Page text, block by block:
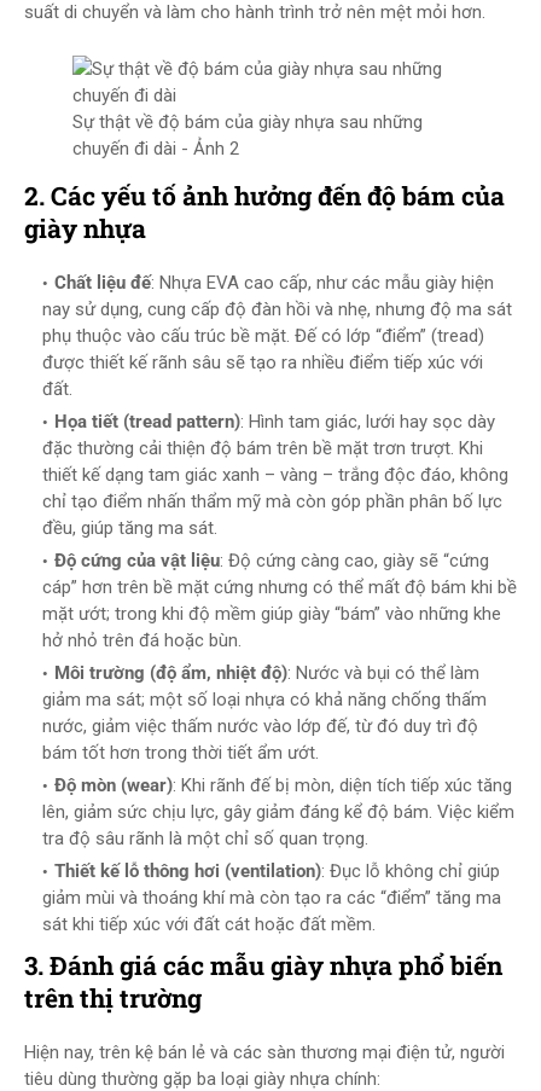
suất di chuyển và làm cho hành trình trở nên mệt mỏi hơn.
Sự thật về độ bám của giày nhựa sau những
chuyến đi dài​ - Ảnh 2
2. Các yếu tố ảnh hưởng đến độ bám của
giày nhựa
Chất liệu đế: Nhựa EVA cao cấp, như các mẫu giày hiện
nay sử dụng, cung cấp độ đàn hồi và nhẹ, nhưng độ ma sát
phụ thuộc vào cấu trúc bề mặt. Đế có lớp “điểm” (tread)
được thiết kế rãnh sâu sẽ tạo ra nhiều điểm tiếp xúc với
đất.
Họa tiết (tread pattern): Hình tam giác, lưới hay sọc dày
đặc thường cải thiện độ bám trên bề mặt trơn trượt. Khi
thiết kế dạng tam giác xanh – vàng – trắng độc đáo, không
chỉ tạo điểm nhấn thẩm mỹ mà còn góp phần phân bố lực
đều, giúp tăng ma sát.
Độ cứng của vật liệu: Độ cứng càng cao, giày sẽ “cứng
cáp” hơn trên bề mặt cứng nhưng có thể mất độ bám khi bề
mặt ướt; trong khi độ mềm giúp giày “bám” vào những khe
hở nhỏ trên đá hoặc bùn.
Môi trường (độ ẩm, nhiệt độ): Nước và bụi có thể làm
giảm ma sát; một số loại nhựa có khả năng chống thấm
nước, giảm việc thấm nước vào lớp đế, từ đó duy trì độ
bám tốt hơn trong thời tiết ẩm ướt.
Độ mòn (wear): Khi rãnh đế bị mòn, diện tích tiếp xúc tăng
lên, giảm sức chịu lực, gây giảm đáng kể độ bám. Việc kiểm
tra độ sâu rãnh là một chỉ số quan trọng.
Thiết kế lỗ thông hơi (ventilation): Đục lỗ không chỉ giúp
giảm mùi và thoáng khí mà còn tạo ra các “điểm” tăng ma
sát khi tiếp xúc với đất cát hoặc đất mềm.
3. Đánh giá các mẫu giày nhựa phổ biến
trên thị trường
Hiện nay, trên kệ bán lẻ và các sàn thương mại điện tử, người
tiêu dùng thường gặp ba loại giày nhựa chính: